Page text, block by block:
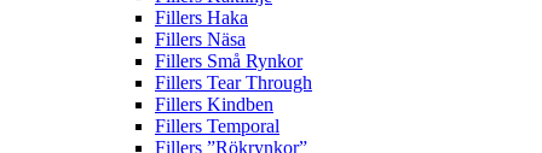
Fillers Haka
Fillers Näsa
Fillers Små Rynkor
Fillers Tear Through
Fillers Kindben
Fillers Temporal
Fillers ”Rökrynkor”